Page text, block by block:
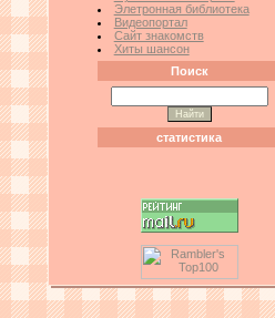
Элетронная библиотека
Видеопортал
Сайт знакомств
Хиты шансон
Поиск
статистика